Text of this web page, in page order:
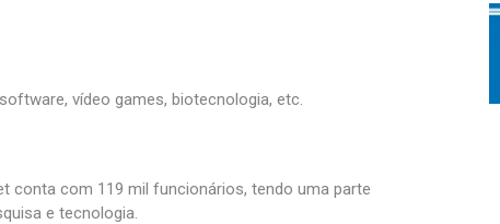
vídeo games, biotecnologia, etc.
conta com 119 mil funcionários, tendo uma parte
e tecnologia.